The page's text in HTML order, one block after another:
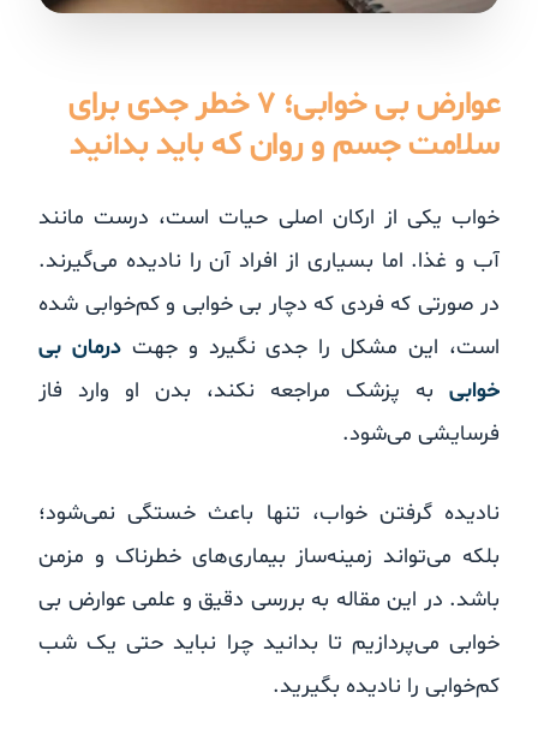
عوارض بی خوابی؛ ۷ خطر جدی برای
سلامت جسم و روان که باید بدانید
خواب یکی از ارکان اصلی حیات است، درست مانند
آب و غذا. اما بسیاری از افراد آن را نادیده می‌گیرند.
در صورتی که فردی که دچار بی خوابی و کم‌خوابی شده
است، این مشکل را جدی نگیرد و جهتدرمان بی
خوابیبه پزشک مراجعه نکند، بدن او وارد فاز
فرسایشی می‌شود.
نادیده گرفتن خواب، تنها باعث خستگی نمی‌شود؛
بلکه می‌تواند زمینه‌ساز بیماری‌های خطرناک و مزمن
باشد. در این مقاله به بررسی دقیق و علمی عوارض بی
خوابی می‌پردازیم تا بدانید چرا نباید حتی یک شب
کم‌خوابی را نادیده بگیرید.